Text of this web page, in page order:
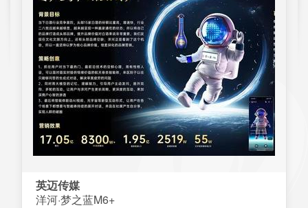
英迈传媒
洋河·梦之蓝M6+